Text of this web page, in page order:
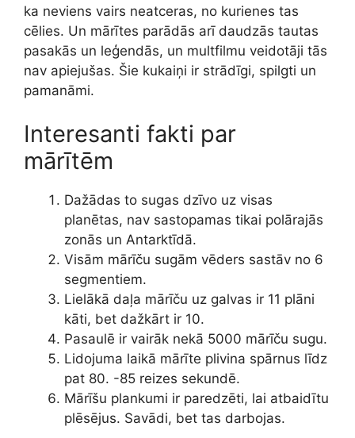
ka neviens vairs neatceras, no kurienes tas
cēlies. Un mārītes parādās arī daudzās tautas
pasakās un leģendās, un multfilmu veidotāji tās
nav apiejušas. Šie kukaiņi ir strādīgi, spilgti un
pamanāmi.
Interesanti fakti par
mārītēm
Dažādas to sugas dzīvo uz visas
planētas, nav sastopamas tikai polārajās
zonās un Antarktīdā.
Visām mārīču sugām vēders sastāv no 6
segmentiem.
Lielākā daļa mārīču uz galvas ir 11 plāni
kāti, bet dažkārt ir 10.
Pasaulē ir vairāk nekā 5000 mārīču sugu.
Lidojuma laikā mārīte plivina spārnus līdz
pat 80. -85 reizes sekundē.
Mārīšu plankumi ir paredzēti, lai atbaidītu
plēsējus. Savādi, bet tas darbojas.